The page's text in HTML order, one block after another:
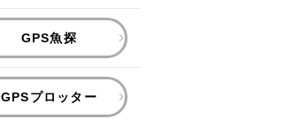
GPS魚探
GPSプロッター